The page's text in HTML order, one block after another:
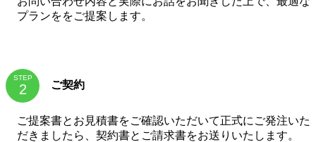
プランををご提案します。
STEP
ご契約
ご提案書とお見積書をご確認いただいて正式にご発注いた
だきましたら、契約書とご請求書をお送りいたします。